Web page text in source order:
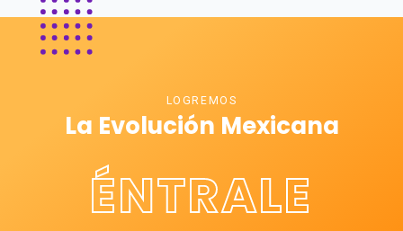
LOGREMOS
La Evolución Mexicana
ÉNTRALE